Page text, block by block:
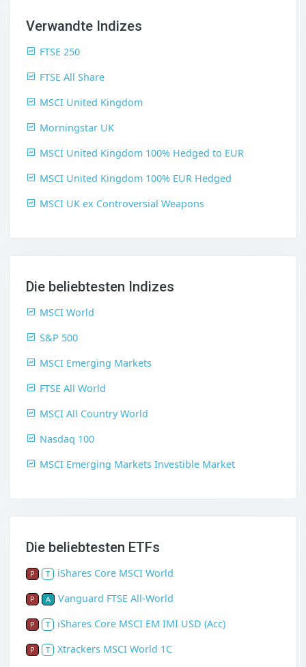
Verwandte Indizes
FTSE 250
FTSE All Share
MSCI United Kingdom
Morningstar UK
MSCI United Kingdom 100% Hedged to EUR
MSCI United Kingdom 100% EUR Hedged
MSCI UK ex Controversial Weapons
Die beliebtesten Indizes
MSCI World
S&P 500
MSCI Emerging Markets
FTSE All World
MSCI All Country World
Nasdaq 100
MSCI Emerging Markets Investible Market
Die beliebtesten ETFs
P T iShares Core MSCI World
P A Vanguard FTSE All-World
P T iShares Core MSCI EM IMI USD (Acc)
P T Xtrackers MSCI World 1C